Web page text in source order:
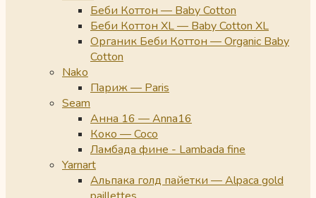
Беби Коттон — Baby Cotton
Беби Коттон XL — Baby Cotton XL
Органик Беби Коттон — Organic Baby
Cotton
Nako
Париж — Paris
Seam
Анна 16 — Anna16
Коко — Coco
Ламбада фине - Lambada fine
Yarnart
Альпака голд пайетки — Alpaca gold